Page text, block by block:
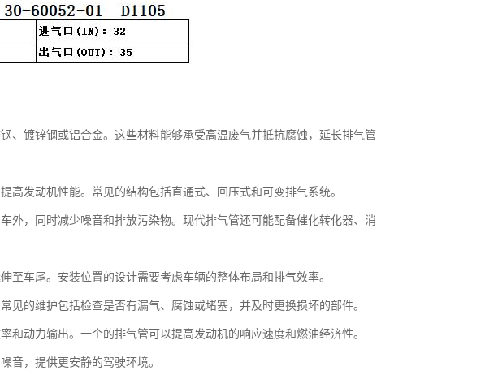
、镀锌钢或铝合金。这些材料能够承受高温废气并抵抗腐蚀，延长排气管
高发动机性能。常见的结构包括直通式、回压式和可变排气系统。
外，同时减少噪音和排放污染物。现代排气管还可能配备催化转化器、消
至车尾。安装位置的设计需要考虑车辆的整体布局和排气效率。
见的维护包括检查是否有漏气、腐蚀或堵塞，并及时更换损坏的部件。
和动力输出。一个的排气管可以提高发动机的响应速度和燃油经济性。
音，提供更安静的驾驶环境。